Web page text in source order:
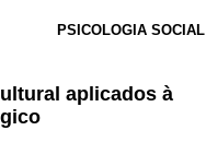
PSICOLOGIA SOCIAL
aplicados à